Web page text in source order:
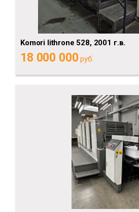
Komori lithrone 528, 2001 г.в.
18 000 000 руб.